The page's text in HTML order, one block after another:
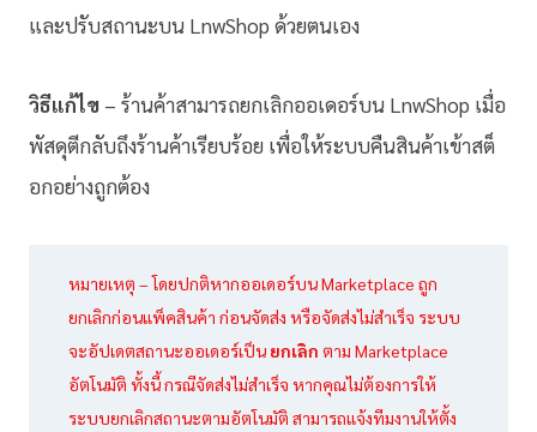
และปรับสถานะบน LnwShop ด้วยตนเอง
วิธีแก้ไข – ร้านค้าสามารถยกเลิกออเดอร์บน LnwShop เมื่อ
พัสดุตีกลับถึงร้านค้าเรียบร้อย เพื่อให้ระบบคืนสินค้าเข้าสต็
อกอย่างถูกต้อง
หมายเหตุ – โดยปกติหากออเดอร์บน Marketplace ถูก
ยกเลิกก่อนแพ็คสินค้า ก่อนจัดส่ง หรือจัดส่งไม่สำเร็จ ระบบ
จะอัปเดตสถานะออเดอร์เป็น ยกเลิก ตาม Marketplace
อัตโนมัติ ทั้งนี้ กรณีจัดส่งไม่สำเร็จ หากคุณไม่ต้องการให้
ระบบยกเลิกสถานะตามอัตโนมัติ สามารถแจ้งทีมงานให้ตั้ง